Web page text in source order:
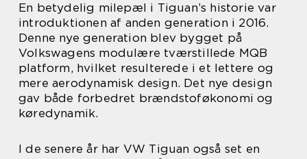
En betydelig milepæl i Tiguan’s historie var
introduktionen af anden generation i 2016.
Denne nye generation blev bygget på
Volkswagens modulære tværstillede MQB
platform, hvilket resulterede i et lettere og
mere aerodynamisk design. Det nye design
gav både forbedret brændstoføkonomi og
køredynamik.
I de senere år har VW Tiguan også set en